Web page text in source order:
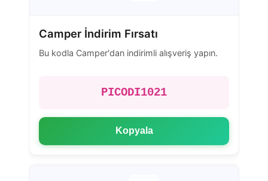
Camper İndirim Fırsatı
Bu kodla Camper'dan indirimli alışveriş yapın.
PICODI1021
Kopyala